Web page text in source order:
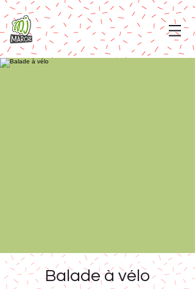
Balade à vélo